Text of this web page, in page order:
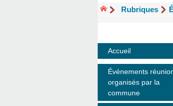
Rubriques
Accueil
Événements
organisés par la
commune